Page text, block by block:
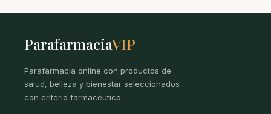
ParafarmaciaVIP
Parafarmacia online con productos de
salud, belleza y bienestar seleccionados
con criterio farmacéutico.